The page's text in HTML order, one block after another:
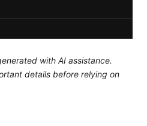
with AI assistance.
details before relying on